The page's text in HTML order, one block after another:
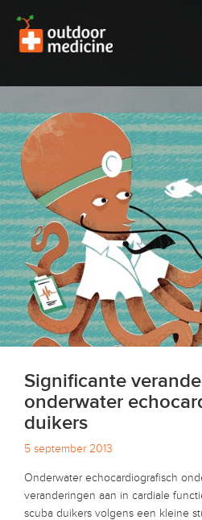
Significante
onderwater
duikers
5 september 2013
Onderwater echocardiografisch
veranderingen aan in cardiale
scuba duikers volgens een kleine